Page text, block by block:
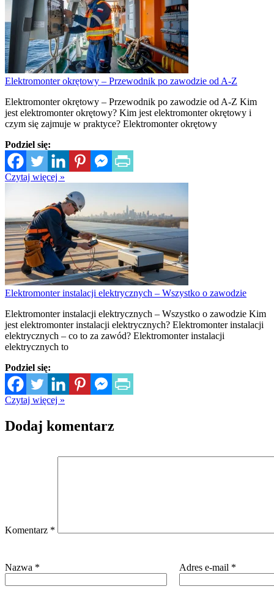
Elektromonter okrętowy – Przewodnik po zawodzie od A-Z
Elektromonter okrętowy – Przewodnik po zawodzie od A-Z Kim
jest elektromonter okrętowy? Kim jest elektromonter okrętowy i
czym się zajmuje w praktyce? Elektromonter okrętowy
Podziel się:
Czytaj więcej »
Elektromonter instalacji elektrycznych – Wszystko o zawodzie
Elektromonter instalacji elektrycznych – Wszystko o zawodzie Kim
jest elektromonter instalacji elektrycznych? Elektromonter instalacji
elektrycznych – co to za zawód? Elektromonter instalacji
elektrycznych to
Podziel się:
Czytaj więcej »
Dodaj komentarz
Komentarz *
Nazwa * Adres e-mail *